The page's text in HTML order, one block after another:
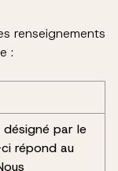
renseignements
:
par le
répond au